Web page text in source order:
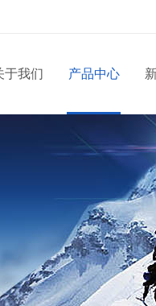
于我们 产品中心